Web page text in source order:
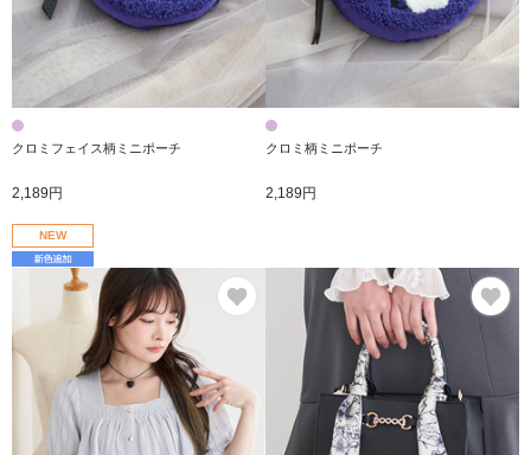
クロミフェイス柄ミニポーチ
2,189円
クロミ柄ミニポーチ
2,189円
NEW
お気に入り